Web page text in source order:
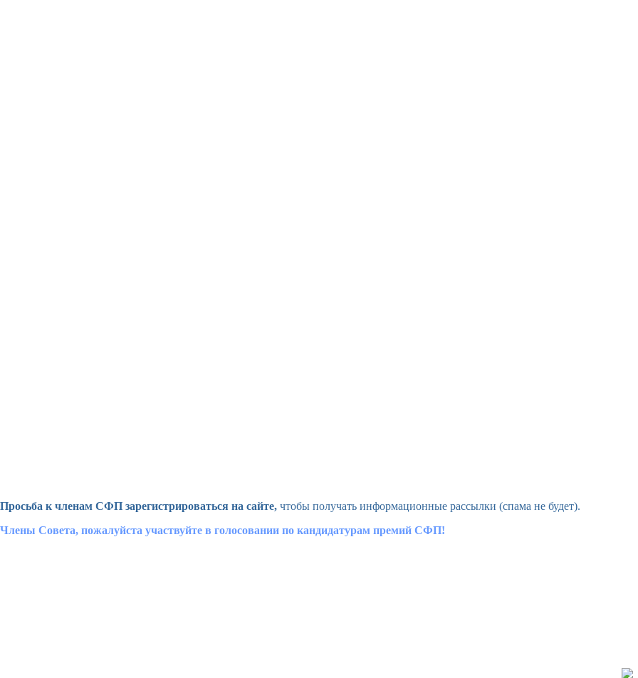
Просьба к членам СФП зарегистрироваться на сайте, чтобы получать информационные рассылки (спама не будет).
Члены Совета, пожалуйста участвуйте в голосовании по кандидатурам премий СФП!